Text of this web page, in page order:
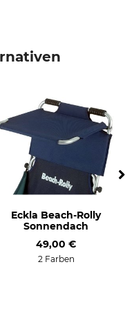
Eckla Beach-Rolly
Sonnendach
49,00 €
2 Farben